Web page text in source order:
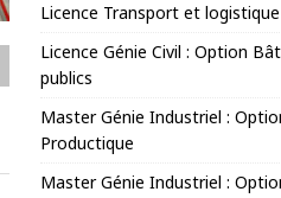
Licence Transport et logistique
Licence Génie Civil : Option
publics
Master Génie Industriel :
Productique
Master Génie Industriel :